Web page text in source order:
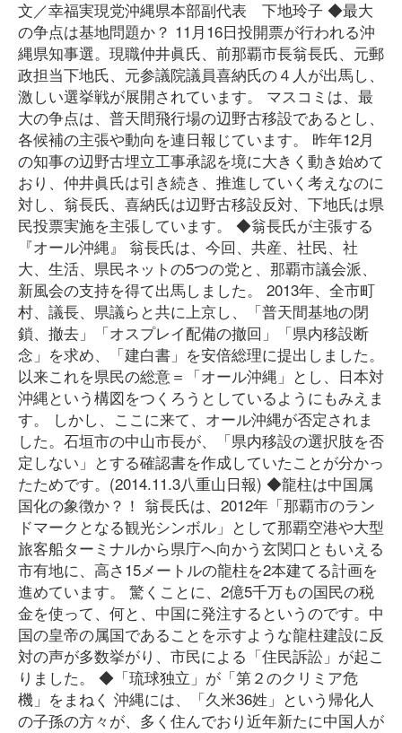
文／幸福実現党沖縄県本部副代表 下地玲子 ◆最大
の争点は基地問題か？ 11月16日投開票が行われる沖
縄県知事選。現職仲井眞氏、前那覇市長翁長氏、元郵
政担当下地氏、元参議院議員喜納氏の４人が出馬し、
激しい選挙戦が展開されています。 マスコミは、最
大の争点は、普天間飛行場の辺野古移設であるとし、
各候補の主張や動向を連日報じています。 昨年12月
の知事の辺野古埋立工事承認を境に大きく動き始めて
おり、仲井眞氏は引き続き、推進していく考えなのに
対し、翁長氏、喜納氏は辺野古移設反対、下地氏は県
民投票実施を主張しています。 ◆翁長氏が主張する
『オール沖縄』 翁長氏は、今回、共産、社民、社
大、生活、県民ネットの5つの党と、那覇市議会派、
新風会の支持を得て出馬しました。 2013年、全市町
村、議長、県議らと共に上京し、「普天間基地の閉
鎖、撤去」「オスプレイ配備の撤回」「県内移設断
念」を求め、「建白書」を安倍総理に提出しました。
以来これを県民の総意＝「オール沖縄」とし、日本対
沖縄という構図をつくろうとしているようにもみえま
す。 しかし、ここに来て、オール沖縄が否定されま
した。石垣市の中山市長が、「県内移設の選択肢を否
定しない」とする確認書を作成していたことが分かっ
たためです。(2014.11.3八重山日報) ◆龍柱は中国属
国化の象徴か？！ 翁長氏は、2012年「那覇市のラン
ドマークとなる観光シンボル」として那覇空港や大型
旅客船ターミナルから県庁へ向かう玄関口ともいえる
市有地に、高さ15メートルの龍柱を2本建てる計画を
進めています。 驚くことに、2億5千万もの国民の税
金を使って、何と、中国に発注するというのです。中
国の皇帝の属国であることを示すような龍柱建設に反
対の声が多数挙がり、市民による「住民訴訟」が起こ
りました。 ◆「琉球独立」が「第２のクリミア危
機」をまねく 沖縄には、「久米36姓」という帰化人
の子孫の方々が、多く住んでおり近年新たに中国人が